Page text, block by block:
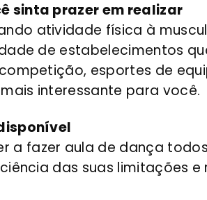
sinta prazer em realizar
atividade física à
de estabelecimentos
esportes de
interessante para você.
a fazer aula de dança
das suas limitações